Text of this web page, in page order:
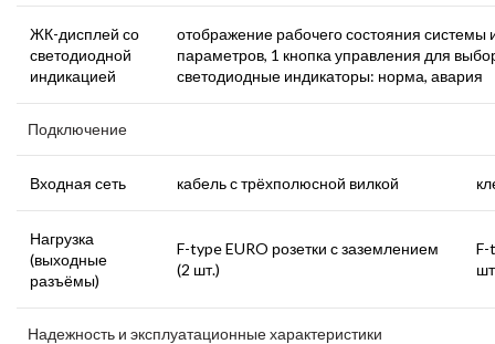
ЖК-дисплей со
светодиодной
индикацией
отображение рабочего состояния
параметров, 1 кнопка управления для
светодиодные индикаторы: норма, авария
Подключение
Входная сеть кабель с трёхполюсной вилкой
Нагрузка
(выходные
разъёмы)
F-type EURO розетки с заземлением
(2 шт.)
F-
Надежность и эксплуатационные характеристики